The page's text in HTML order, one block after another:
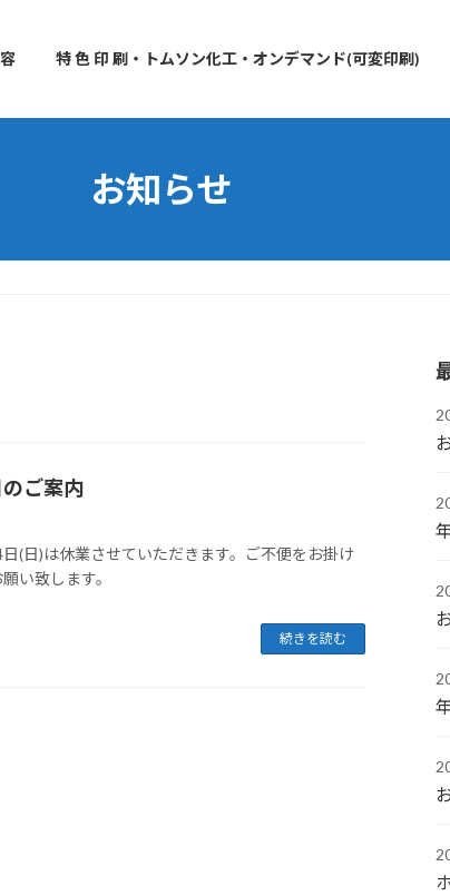
特 色 印 刷・トムソン化工・オンデマンド(可変印刷)
お知らせ
ご案内
(日)は休業させていただきます。ご不便をお掛け
い致します。
続きを読む